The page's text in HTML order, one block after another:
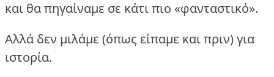
και θα πηγαίναμε σε κάτι πιο «φανταστικό».
Αλλά δεν μιλάμε (όπως είπαμε και πριν) για
ιστορία.